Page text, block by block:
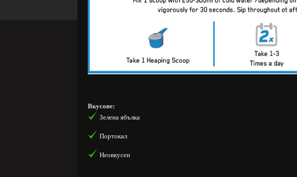
Вкусове:
Зелена ябълка
Портокал
Неовкусен